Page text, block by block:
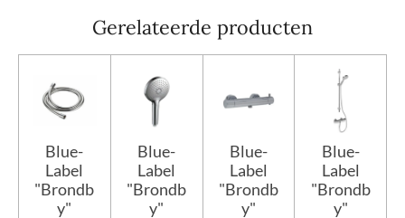
Gerelateerde producten
Blue-
Label
"Brondb
y"
Blue-
Label
"Brondb
y"
Blue-
Label
"Brondb
y"
Blue-
Label
"Brondb
y"